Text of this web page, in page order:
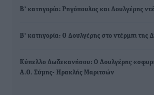
Β’ κατηγορία: Ρηγόπουλος και Δουλγέρης
Β' κατηγορία: Ο Δουλγέρης στο ντέρμπι της
Κύπελλο Δωδεκανήσου: Ο Δουλγέρης
Α.Ο. Σύμης- Ηρακλής Μαριτσών